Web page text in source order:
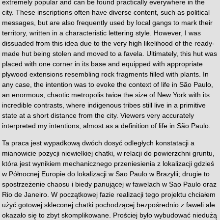
extremely popular and can be found practically everywhere in the
city. These inscriptions often have diverse content, such as political
messages, but are also frequently used by local gangs to mark their
territory, written in a characteristic lettering style. However, I was
dissuaded from this idea due to the very high likelihood of the ready-
made hut being stolen and moved to a favela. Ultimately, this hut was
placed with one corner in its base and equipped with appropriate
plywood extensions resembling rock fragments filled with plants. In
any case, the intention was to evoke the context of life in São Paulo,
an enormous, chaotic metropolis twice the size of New York with its
incredible contrasts, where indigenous tribes still live in a primitive
state at a short distance from the city. Viewers very accurately
interpreted my intentions, almost as a definition of life in São Paulo.
Ta praca jest wypadkową dwóch dosyć odległych konstatacji a
mianowicie pozycji niewielkiej chatki, w relacji do powierzchni gruntu,
która jest wynikiem mechanicznego przeniesienia z lokalizacji gdzieś
w Północnej Europie do lokalizacji w Sao Paulo w Brazylii; drugie to
spostrzeżenie chaosu i biedy panującej w fawelach w Sao Paulo oraz
Rio de Janeiro. W początkowej fazie realizacji tego projektu chciałem
użyć gotowej skleconej chatki pochodzącej bezpośrednio z faweli ale
okazało się to zbyt skomplikowane. Prościej było wybudować niedużą